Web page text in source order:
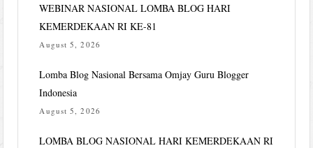
WEBINAR NASIONAL LOMBA BLOG HARI
KEMERDEKAAN RI KE-81
August 5, 2026
Lomba Blog Nasional Bersama Omjay Guru Blogger
Indonesia
August 5, 2026
LOMBA BLOG NASIONAL HARI KEMERDEKAAN RI